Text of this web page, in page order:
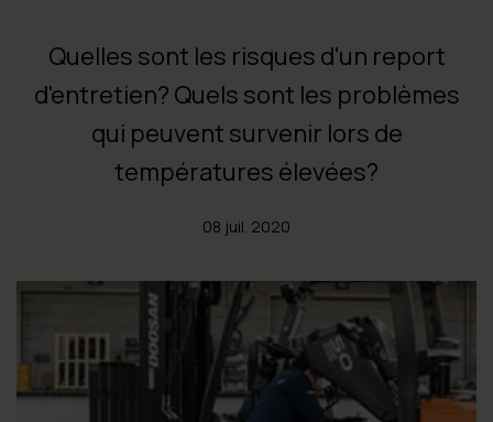
Quelles sont les risques d'un report
d'entretien? Quels sont les problèmes
qui peuvent survenir lors de
températures élevées?
08 juil. 2020